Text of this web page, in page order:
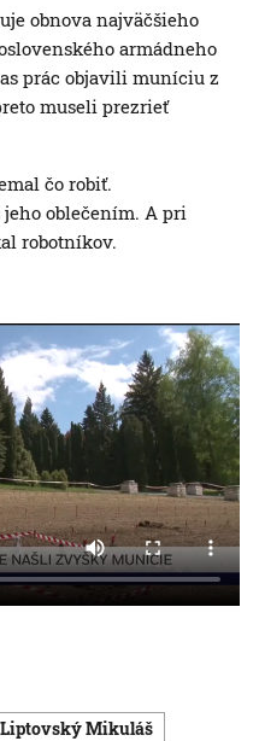
obnova najväčšieho
armádneho
prác objavili muníciu z
museli prezrieť
čo robiť.
jeho oblečením. A pri
robotníkov.
Liptovský Mikuláš